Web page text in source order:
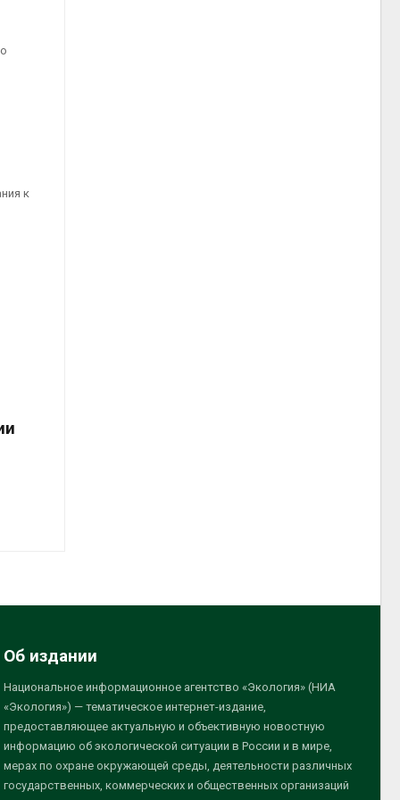
к
Об издании
Национальное информационное агентство «Экология» (НИА
«Экология») — тематическое интернет-издание,
предоставляющее актуальную и объективную новостную
информацию об экологической ситуации в России и в мире,
мерах по охране окружающей среды, деятельности различных
государственных, коммерческих и общественных организаций